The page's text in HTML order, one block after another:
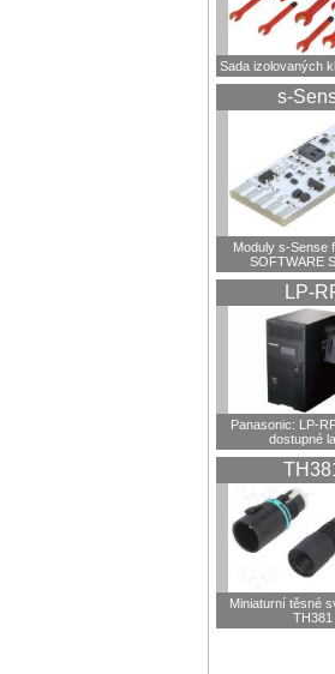
Sada izolovaných
s-
Moduly s-Sense
SOFTWARE
LP-
Panasonic: LP-
dostupné
Miniaturní těsné
TH381